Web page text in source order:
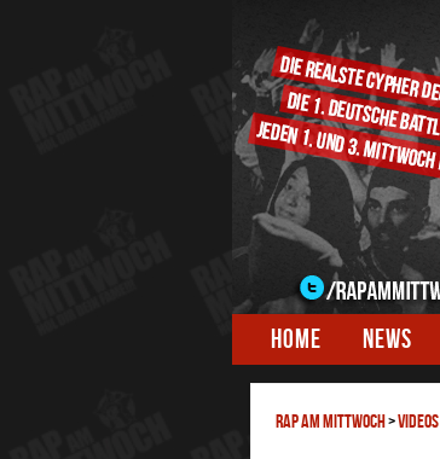
HOME NEWS
RAP AM MITTWOCH>Videos